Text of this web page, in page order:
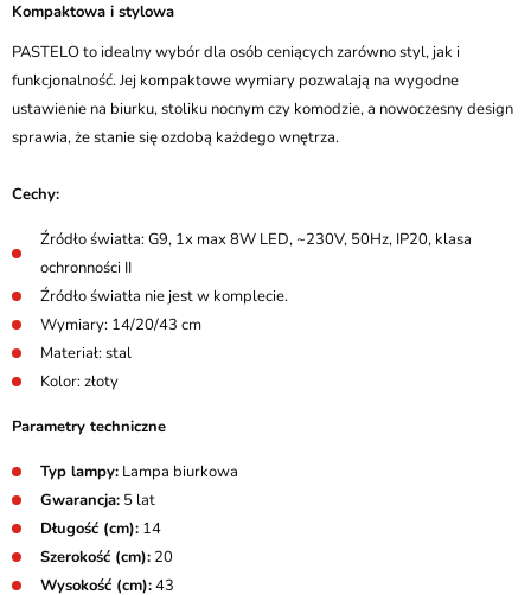
Kompaktowa i stylowa
PASTELO to idealny wybór dla osób ceniących zarówno styl, jak i
funkcjonalność. Jej kompaktowe wymiary pozwalają na wygodne
ustawienie na biurku, stoliku nocnym czy komodzie, a nowoczesny design
sprawia, że stanie się ozdobą każdego wnętrza.
Cechy:
Źródło światła: G9, 1x max 8W LED, ~230V, 50Hz, IP20, klasa
ochronności II
Źródło światła nie jest w komplecie.
Wymiary: 14/20/43 cm
Materiał: stal
Kolor: złoty
Parametry techniczne
Typ lampy: Lampa biurkowa
Gwarancja: 5 lat
Długość (cm): 14
Szerokość (cm): 20
Wysokość (cm):43